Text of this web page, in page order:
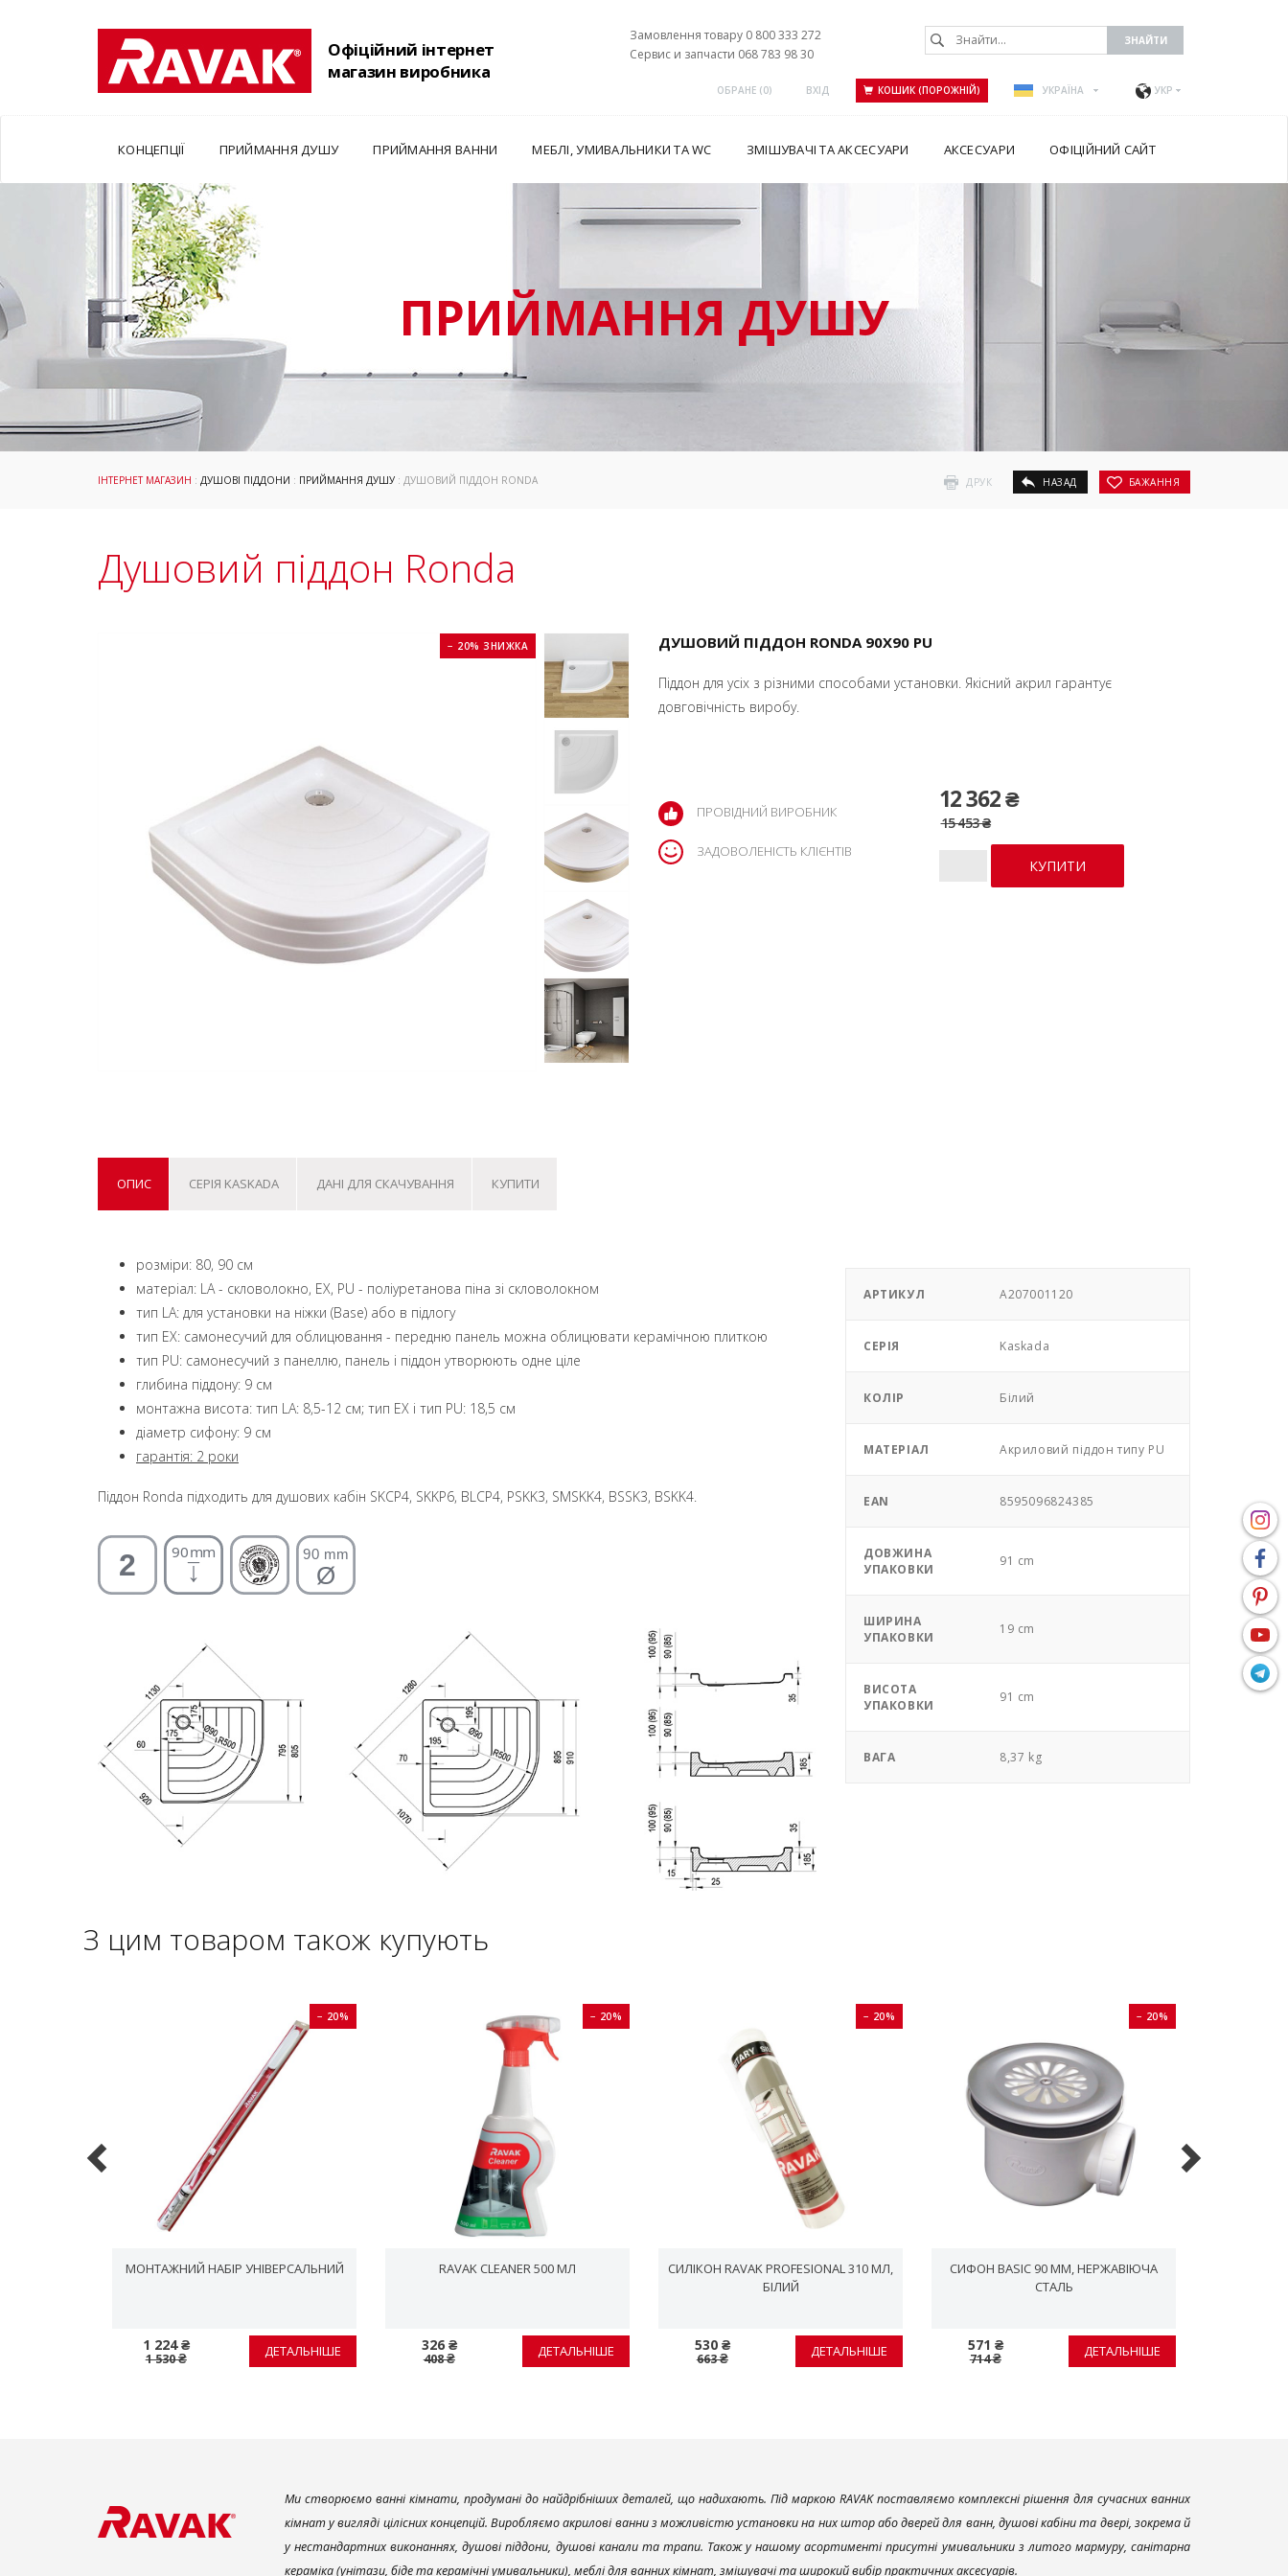
Офіційний інтернет
магазин виробника
Замовлення товару 0 800 333 272
Сервис и запчасти 068 783 98 30
ОБРАНЕ (0) ВХІД КОШИК (ПОРОЖНІЙ) УКРАЇНА УКР
КОНЦЕПЦІЇ ПРИЙМАННЯ ДУШУ ПРИЙМАННЯ ВАННИ МЕБЛІ, УМИВАЛЬНИКИ ТА WC ЗМІШУВАЧІ ТА АКСЕСУАРИ АКСЕСУАРИ ОФІЦІЙНИЙ САЙТ
ПРИЙМАННЯ ДУШУ
ДРУК НАЗАД БАЖАННЯ
ІНТЕРНЕТ МАГАЗИН : ДУШОВІ ПІДДОНИ : ПРИЙМАННЯ ДУШУ : ДУШОВИЙ ПІДДОН RONDA
Душовий піддон Ronda
− 20% ЗНИЖКА ДУШОВИЙ ПІДДОН RONDA 90X90 PU
Піддон для усіх з різними способами установки. Якісний акрил гарантує
довговічність виробу.
12 362 ₴
15 453 ₴
ПРОВІДНИЙ ВИРОБНИК
ЗАДОВОЛЕНІСТЬ КЛІЄНТІВ
ОПИС СЕРІЯ KASKADA ДАНІ ДЛЯ СКАЧУВАННЯ КУПИТИ
розміри: 80, 90 см
матеріал: LA - скловолокно, EX, PU - поліуретанова піна зі скловолокном
тип LA: для установки на ніжки (Base) або в підлогу
тип EX: самонесучий для облицювання - передню панель можна облицювати керамічною плиткою
тип PU: самонесучий з панеллю, панель і піддон утворюють одне ціле
глибина піддону: 9 см
монтажна висота: тип LA: 8,5-12 см; тип EX і тип PU: 18,5 см
діаметр сифону: 9 см
гарантія: 2 роки
Піддон Ronda підходить для душових кабін SKCP4, SKKP6, BLCP4, PSKK3, SMSKK4, BSSK3, BSKK4.
АРТИКУЛ A207001120
СЕРІЯ Kaskada
КОЛІР Білий
МАТЕРІАЛ Акриловий піддон типу PU
EAN 8595096824385
ДОВЖИНА
УПАКОВКИ
91 cm
ШИРИНА
УПАКОВКИ
19 cm
ВИСОТА
УПАКОВКИ
91 cm
ВАГА 8,37 kg
З цим товаром також купують
− 20%
МОНТАЖНИЙ НАБІР УНІВЕРСАЛЬНИЙ
1 224 ₴
1 530 ₴ ДЕТАЛЬНІШЕ
− 20%
RAVAK CLEANER 500 МЛ
326 ₴
408 ₴ ДЕТАЛЬНІШЕ
− 20%
СИЛІКОН RAVAK PROFESIONAL 310 МЛ,
БІЛИЙ
530 ₴
663 ₴ ДЕТАЛЬНІШЕ
− 20%
СИФОН BASIC 90 ММ, НЕРЖАВІЮЧА
СТАЛЬ
571 ₴
714 ₴ ДЕТАЛЬНІШЕ
Ми створюємо ванні кімнати, продумані до найдрібніших деталей, що надихають. Під маркою RAVAK поставляємо комплексні рішення для сучасних ванних
кімнат у вигляді цілісних концепцій. Виробляємо акрилові ванни з можливістю установки на них штор або дверей для ванн, душові кабіни та двері, зокрема й
у нестандартних виконаннях, душові піддони, душові канали та трапи. Також у нашому асортименті присутні умивальники з литого мармуру, санітарна
кераміка (унітази, біде та керамічні умивальники), меблі для ванних кімнат, змішувачі та широкий вибір практичних аксесуарів.